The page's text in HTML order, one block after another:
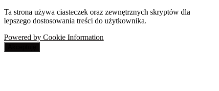
Ta strona używa ciasteczek oraz zewnętrznych skryptów dla
lepszego dostosowania treści do użytkownika.
Powered by Cookie Information